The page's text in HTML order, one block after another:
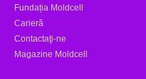
Fundația Moldcell
Carieră
Contactaţi-ne
Magazine Moldcell